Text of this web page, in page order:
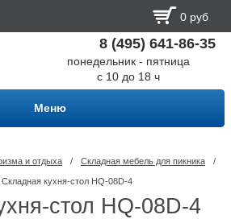
0 руб
8 (495) 641-86-35
понедельник - пятница
с 10 до 18 ч
Меню
и отдыха / Складная мебель для пикника /
Складная кухня-стол HQ-08D-4
стол HQ-08D-4